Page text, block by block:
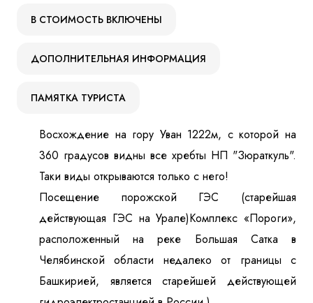
В СТОИМОСТЬ ВКЛЮЧЕНЫ
ДОПОЛНИТЕЛЬНАЯ ИНФОРМАЦИЯ
ПАМЯТКА ТУРИСТА
Восхождение на гору Уван 1222м, с которой на
360 градусов видны все хребты НП "Зюраткуль".
Таки виды открываются только с него!
Посещение порожской ГЭС (старейшая
действующая ГЭС на Урале)Комплекс «Пороги»,
расположенный на реке Большая Сатка в
Челябинской области недалеко от границы с
Башкирией, является старейшей действующей